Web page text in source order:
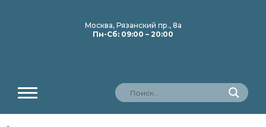
Москва, Рязанский пр., 8а
Пн-Сб: 09:00 – 20:00